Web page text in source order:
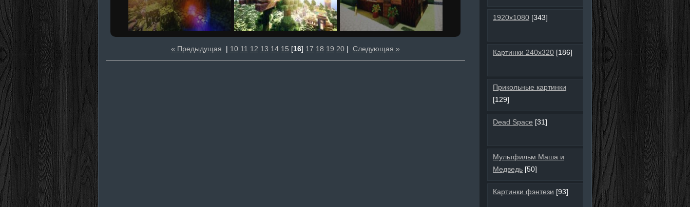
« Предыдущая | 10 11 12 13 14 15 [16] 17 18 19 20 | Следующая »
1920х1080 [343]
Картинки 240х320 [186]
Прикольные картинки
[129]
Dead Space [31]
Мультфильм Маша и
Медведь [50]
Картинки фэнтези [93]